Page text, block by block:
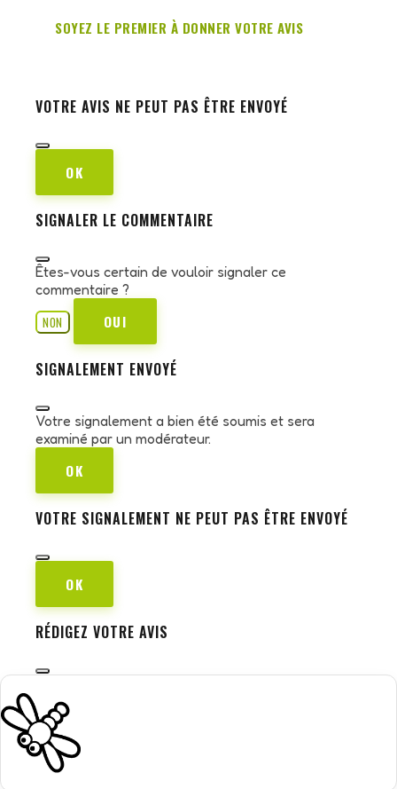
SOYEZ LE PREMIER À DONNER VOTRE AVIS
VOTRE AVIS NE PEUT PAS ÊTRE ENVOYÉ
OK
SIGNALER LE COMMENTAIRE
Êtes-vous certain de vouloir signaler ce
commentaire ?
NON
OUI
SIGNALEMENT ENVOYÉ
Votre signalement a bien été soumis et sera
examiné par un modérateur.
OK
VOTRE SIGNALEMENT NE PEUT PAS ÊTRE ENVOYÉ
OK
RÉDIGEZ VOTRE AVIS